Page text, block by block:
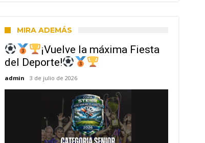
MIRA ADEMÁS
¡Vuelve la máxima Fiesta
del Deporte!
admin 3 de julio de 2026